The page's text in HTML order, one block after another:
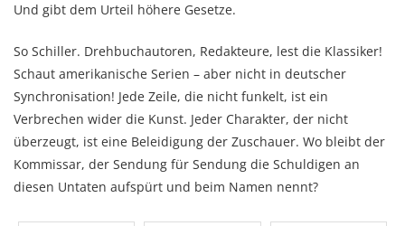
Und gibt dem Urteil höhere Gesetze.
So Schiller. Drehbuchautoren, Redakteure, lest die Klassiker!
Schaut amerikanische Serien – aber nicht in deutscher
Synchronisation! Jede Zeile, die nicht funkelt, ist ein
Verbrechen wider die Kunst. Jeder Charakter, der nicht
überzeugt, ist eine Beleidigung der Zuschauer. Wo bleibt der
Kommissar, der Sendung für Sendung die Schuldigen an
diesen Untaten aufspürt und beim Namen nennt?